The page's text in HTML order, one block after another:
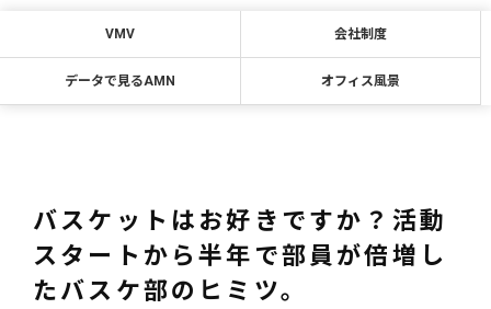
VMV 会社制度
データで見るAMN オフィス風景
バスケットはお好きですか？活動
スタートから半年で部員が倍増し
たバスケ部のヒミツ。